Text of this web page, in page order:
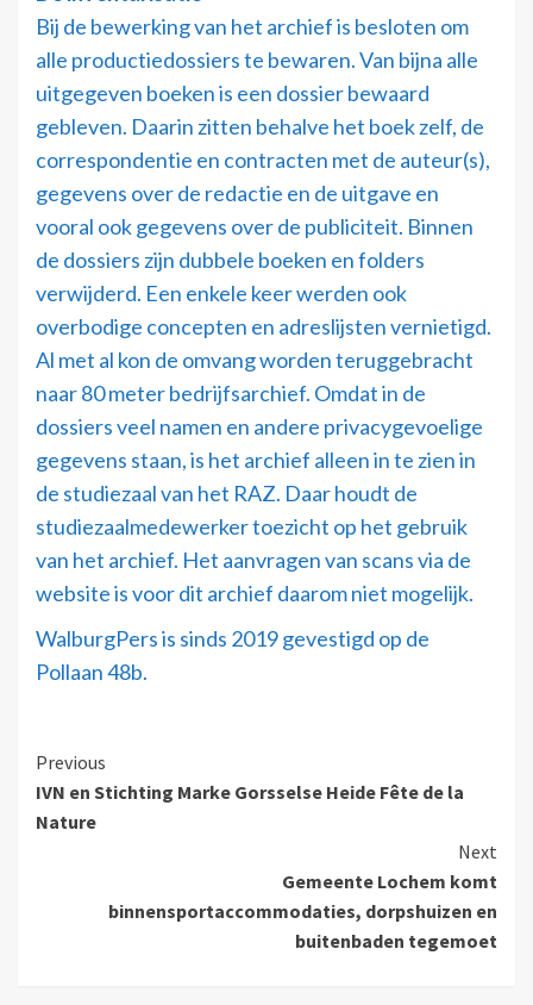
Bij de bewerking van het archief is besloten om
alle productiedossiers te bewaren. Van bijna alle
uitgegeven boeken is een dossier bewaard
gebleven. Daarin zitten behalve het boek zelf, de
correspondentie en contracten met de auteur(s),
gegevens over de redactie en de uitgave en
vooral ook gegevens over de publiciteit. Binnen
de dossiers zijn dubbele boeken en folders
verwijderd. Een enkele keer werden ook
overbodige concepten en adreslijsten vernietigd.
Al met al kon de omvang worden teruggebracht
naar 80 meter bedrijfsarchief. Omdat in de
dossiers veel namen en andere privacygevoelige
gegevens staan, is het archief alleen in te zien in
de studiezaal van het RAZ. Daar houdt de
studiezaalmedewerker toezicht op het gebruik
van het archief. Het aanvragen van scans via de
website is voor dit archief daarom niet mogelijk.
WalburgPers is sinds 2019 gevestigd op de
Pollaan 48b.
Previous
IVN en Stichting Marke Gorsselse Heide Fête de la
Nature
Next
Gemeente Lochem komt
binnensportaccommodaties, dorpshuizen en
buitenbaden tegemoet